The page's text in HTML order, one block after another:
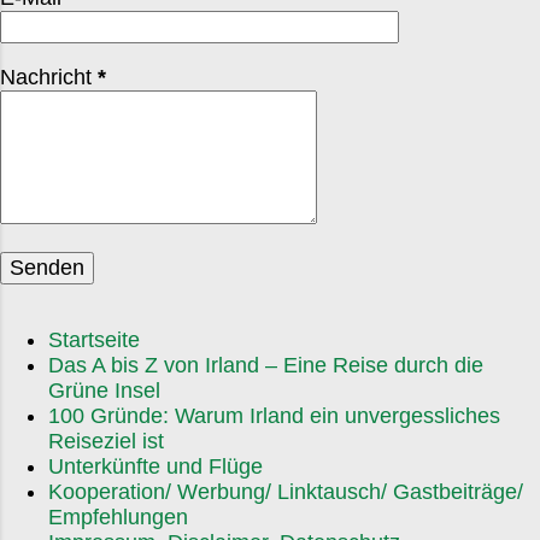
Abend in den Bänken. Ein Treffpunkt, fast wie ein
kleines gesellschaftliches Mini-Reunion. Am 25.
Dezember geht’s dann richtig los. St. Stephen’s Day
am 26. Dezember – in manchen Gegenden auch
Nachricht *
Startseite
Das A bis Z von Irland – Eine Reise durch die
Grüne Insel
100 Gründe: Warum Irland ein unvergessliches
Reiseziel ist
Unterkünfte und Flüge
Kooperation/ Werbung/ Linktausch/ Gastbeiträge/
Empfehlungen